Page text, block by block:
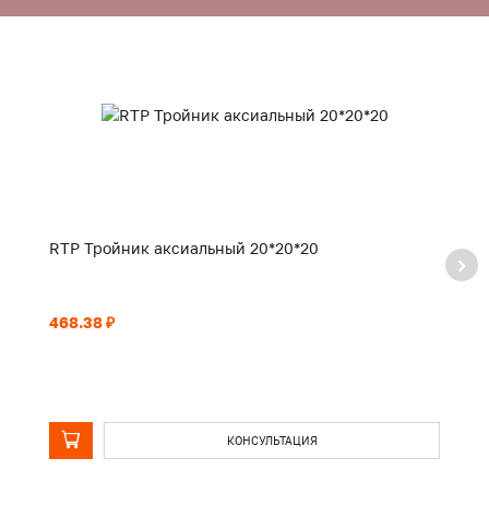
RTP Тройник аксиальный 20*20*20
468.38 ₽
КОНСУЛЬТАЦИЯ